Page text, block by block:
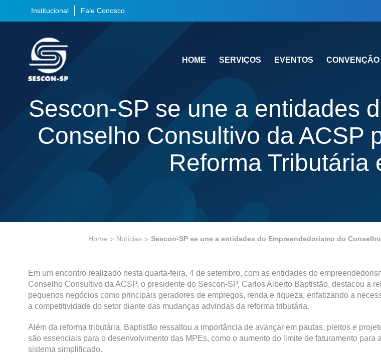
Institucional Fale Conosco
HOME SERVIÇOS EVENTOS
Sescon-SP se une a entidades
Conselho Consultivo da ACSP
Reforma Tributária
Home Notícias Sescon-SP se une a entidades do Empreendedorismo do
Em um encontro realizado nesta quarta-feira, 4 de setembro, com as entidades do
Conselho Consultivo da ACSP, o presidente do Sescon-SP, Carlos Alberto Baptistão, destacou a
pequenos negócios como principais geradores de empregos, renda e riqueza, enfatizando a
a competitividade do setor diante das mudanças advindas da reforma tributária.
Além da reforma tributária, Baptistão ressaltou a importância de avançar em pautas, pleitos e
são essenciais para o desenvolvimento das MPEs, como o aumento do limite de faturamento para
sistema simplificado.